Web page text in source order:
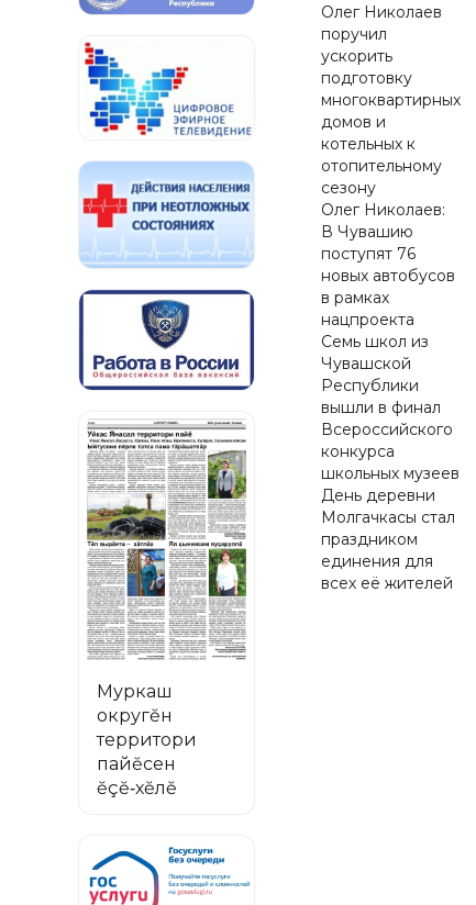
Муркаш
округĕн
территори
пайĕсен
ĕçĕ‑хĕлĕ
Олег Николаев
поручил
ускорить
подготовку
многоквартирных
домов и
котельных к
отопительному
сезону
Олег Николаев:
В Чувашию
поступят 76
новых автобусов
в рамках
нацпроекта
Семь школ из
Чувашской
Республики
вышли в финал
Всероссийского
конкурса
школьных музеев
День деревни
Молгачкасы стал
праздником
единения для
всех её жителей